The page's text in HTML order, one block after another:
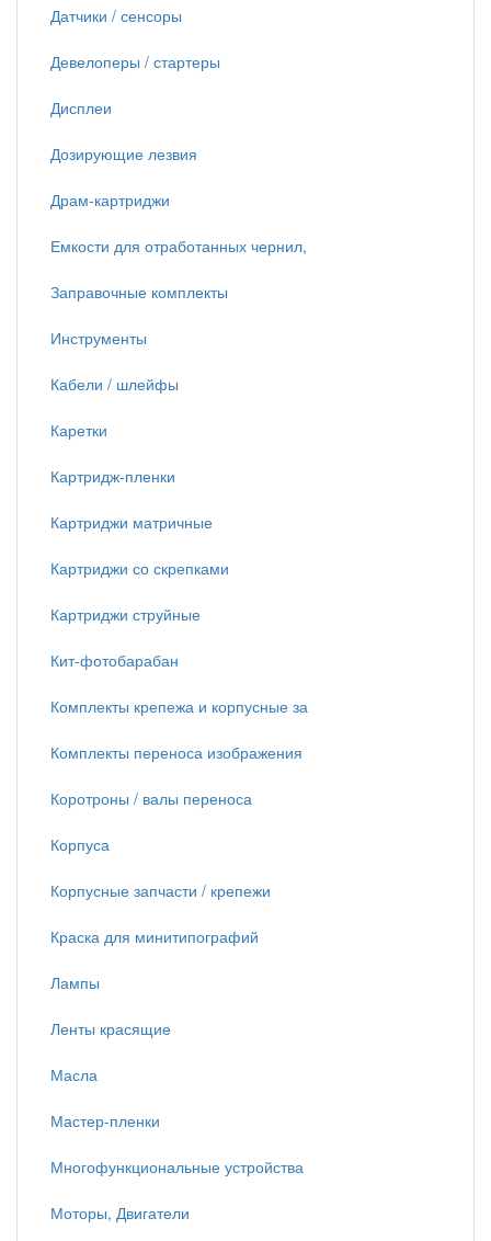
Датчики / сенсоры
Девелоперы / стартеры
Дисплеи
Дозирующие лезвия
Драм-картриджи
Емкости для отработанных чернил,
Заправочные комплекты
Инструменты
Кабели / шлейфы
Каретки
Картридж-пленки
Картриджи матричные
Картриджи со скрепками
Картриджи струйные
Кит-фотобарабан
Комплекты крепежа и корпусные за
Комплекты переноса изображения
Коротроны / валы переноса
Корпуса
Корпусные запчасти / крепежи
Краска для минитипографий
Лампы
Ленты красящие
Масла
Мастер-пленки
Многофункциональные устройства
Моторы, Двигатели